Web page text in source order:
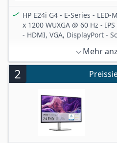
HP E24i G4 - E-Series -
x 1200 WUXGA @ 60 Hz -
- HDMI, VGA, DisplayPort -
Mehr
2